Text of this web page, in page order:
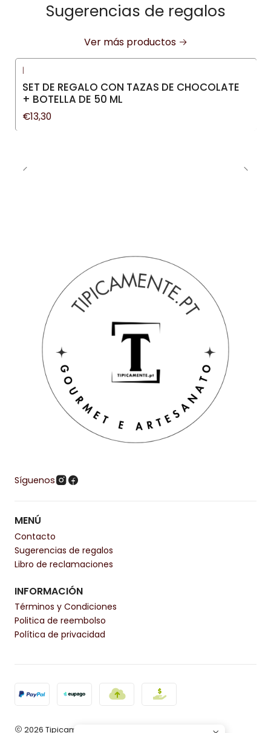
Sugerencias de regalos
Ver más productos
|
SET DE REGALO CON TAZAS DE CHOCOLATE
+ BOTELLA DE 50 ML
€13,30
Síguenos
MENÚ
Contacto
Sugerencias de regalos
Libro de reclamaciones
INFORMACIÓN
Términos y Condiciones
Politica de reembolso
Política de privacidad
2026 Tipicamente.